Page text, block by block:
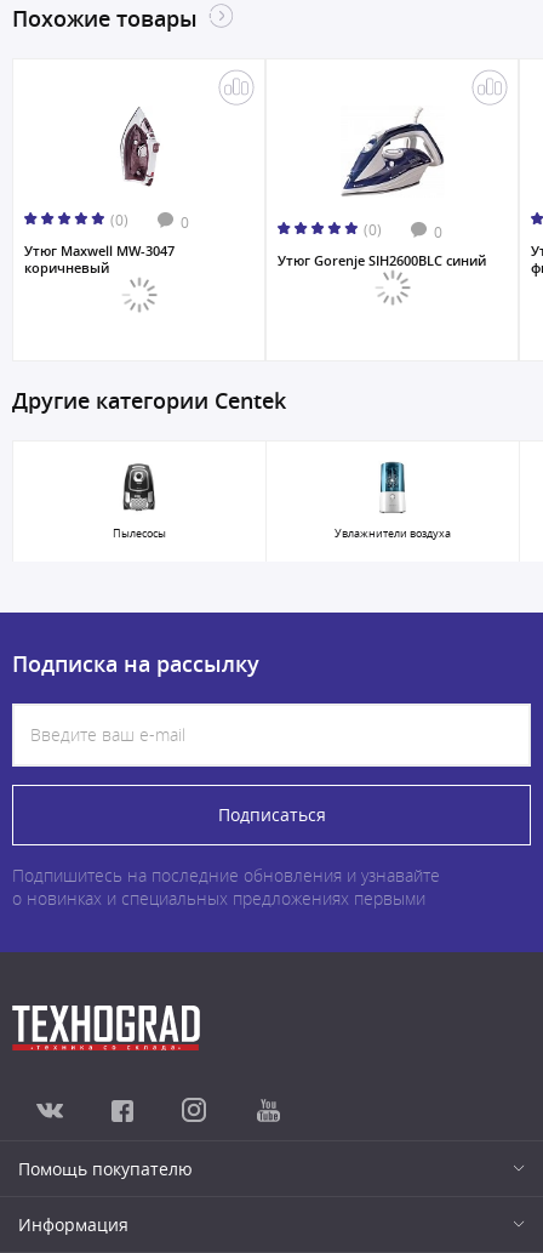
Похожие товары
(0) 0
Утюг Maxwell MW-3047
коричневый
(0) 0
Утюг Gorenje SIH2600BLC синий
Другие категории Centek
Пылесосы Увлажнители воздуха
Подписка на рассылку
Подписаться
Подпишитесь на последние обновления и узнавайте
о новинках и специальных предложениях первыми
Помощь покупателю
Информация